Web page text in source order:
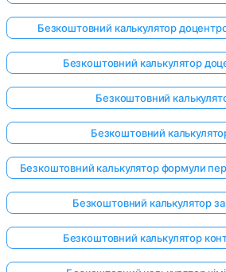
Безкоштовний калькулятор
Безкоштовний калькулятор
Безкоштовний
Безкоштовний
Безкоштовний калькулятор формули
Безкоштовний калькулятор
Безкоштовний калькулятор